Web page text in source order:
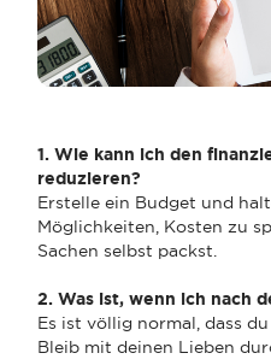
1. Wie kann ich den
reduzieren?
Erstelle ein Budget und
Möglichkeiten, Kosten zu
Sachen selbst packst.
2. Was ist, wenn ich nach
Es ist völlig normal, dass
Bleib mit deinen Lieben